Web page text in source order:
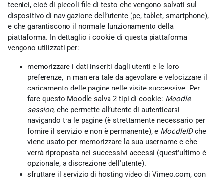
tecnici, cioè di piccoli file di testo che vengono salvati sul
dispositivo di navigazione dell’utente (pc, tablet, smartphone),
e che garantiscono il normale funzionamento della
piattaforma. In dettaglio i cookie di questa piattaforma
vengono utilizzati per:
memorizzare i dati inseriti dagli utenti e le loro
preferenze, in maniera tale da agevolare e velocizzare il
caricamento delle pagine nelle visite successive. Per
fare questo Moodle salva 2 tipi di cookie: Moodle
session, che permette all’utente di autenticarsi
navigando tra le pagine (è strettamente necessario per
fornire il servizio e non è permanente), e MoodleIDche
viene usato per memorizzare la sua username e che
verrà riproposta nei successivi accessi (quest'ultimo è
opzionale, a discrezione dell'utente).
sfruttare il servizio di hosting video di Vimeo.com, con